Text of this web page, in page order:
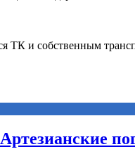
Артезианские